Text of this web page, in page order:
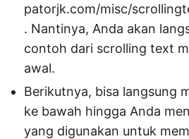
patorjk.com/misc/
. Nantinya, Anda akan
contoh dari scrolling text
awal.
Berikutnya, bisa langsung
ke bawah hingga Anda
yang digunakan untuk